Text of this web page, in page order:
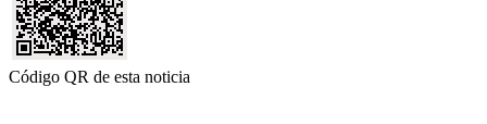
Código QR de esta noticia